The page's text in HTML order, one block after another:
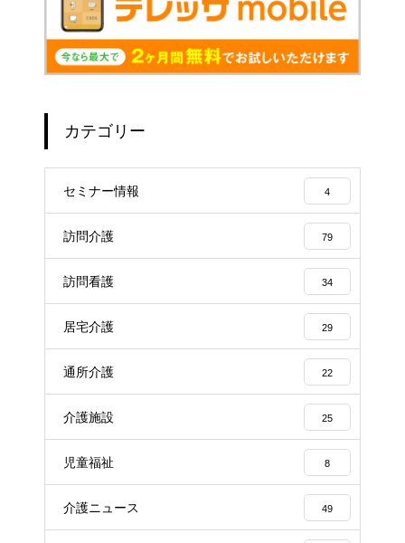
カテゴリー
セミナー情報 4
訪問介護 79
訪問看護 34
居宅介護 29
通所介護 22
介護施設 25
児童福祉 8
介護ニュース 49